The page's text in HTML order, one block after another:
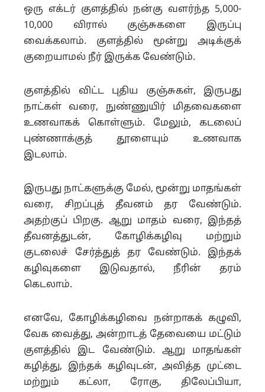
ஒரு எக்டர் குளத்தில் நன்கு வளர்ந்த 5,000-
10,000 விரால் குஞ்சுகளை இருப்பு
வைக்கலாம். குளத்தில் மூன்று அடிக்குக்
குறையாமல் நீர் இருக்க வேண்டும்.
குளத்தில் விட்ட புதிய குஞ்சுகள், இருபது
நாட்கள் வரை, நுண்ணுயிர் மிதவைகளை
உணவாகக் கொள்ளும். மேலும், கடலைப்
புண்ணாக்குத் தூளையும் உணவாக
இடலாம்.
இருபது நாட்களுக்கு மேல், மூன்று மாதங்கள்
வரை, சிறப்புத் தீவனம் தர வேண்டும்.
அதற்குப் பிறகு. ஆறு மாதம் வரை, இந்தத்
தீவனத்துடன், கோழிக்கழிவு மற்றும்
குடலைச் சேர்த்துத் தர வேண்டும். இந்தக்
கழிவுகளை இடுவதால், நீரின் தரம்
கெடலாம்.
எனவே, கோழிக்கழிவை நன்றாகக் கழுவி,
வேக வைத்து, அன்றாடத் தேவையை மட்டும்
குளத்தில் இட வேண்டும். ஆறு மாதங்கள்
கழித்து, இந்தக் கழிவுடன், அவித்த முட்டை
மற்றும் கட்லா, ரோகு, திலேப்பியா,